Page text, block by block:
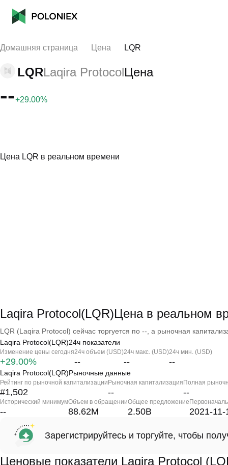
Домашняя страница Цена LQR
LQRLaqira ProtocolЦена
--+29.00%
Цена LQR в реальном времени
Laqira Protocol(LQR)Цена в реальном
LQR (Laqira Protocol) сейчас торгуется по --, а рыночная
Laqira Protocol(LQR)24ч показатели
Изменение цены сегодня
+29.00%
24ч объем (USD)
--
24ч макс. (USD)
--
24ч мин. (USD)
--
Laqira Protocol(LQR)Рыночные данные
Рейтинг по рыночной капитализации
#1,502
Рыночная капитализация
--
Полная
--
Исторический минимум
--
Объем в обращении
88.62M
Общее предложение
2.50B 2021-11-
Зарегистрируйтесь и торгуйте, чтобы
Ценовые показатели Laqira Protocol